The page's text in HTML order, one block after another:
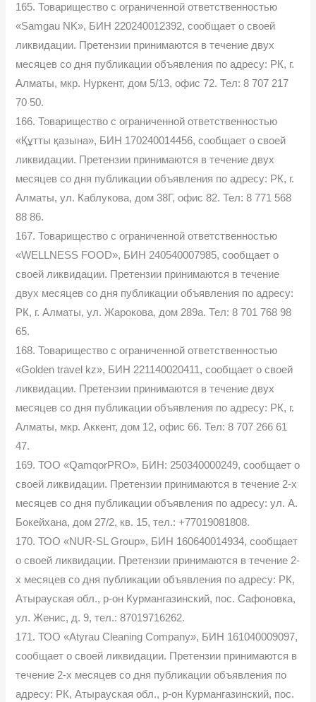
165. Товарищество с ограниченной ответственностью
«Samgau NK», БИН 220240012392, сообщает о своей
ликвидации. Претензии принимаются в течение двух
месяцев со дня публикации объявления по адресу: РК, г.
Алматы, мкр. Нуркент, дом 5/13, офис 72. Тел: 8 707 217
70 50.
166. Товарищество с ограниченной ответственностью
«Құтты қазына», БИН 170240014456, сообщает о своей
ликвидации. Претензии принимаются в течение двух
месяцев со дня публикации объявления по адресу: РК, г.
Алматы, ул. Каблукова, дом 38Г, офис 82. Тел: 8 771 568
88 86.
167. Товарищество с ограниченной ответственностью
«WELLNESS FOOD», БИН 240540007985, сообщает о
своей ликвидации. Претензии принимаются в течение
двух месяцев со дня публикации объявления по адресу:
РК, г. Алматы, ул. Жарокова, дом 289а. Тел: 8 701 768 98
65.
168. Товарищество с ограниченной ответственностью
«Golden travel kz», БИН 221140020411, сообщает о своей
ликвидации. Претензии принимаются в течение двух
месяцев со дня публикации объявления по адресу: РК, г.
Алматы, мкр. Аккент, дом 12, офис 66. Тел: 8 707 266 61
47.
169. ТОО «QamqorPRO», БИН: 250340000249, сообщает о
своей ликвидации. Претензии принимаются в течение 2-х
месяцев со дня публикации объявления по адресу: ул. А.
Бокейхана, дом 27/2, кв. 15, тел.: +77019081808.
170. ТОО «NUR-SL Group», БИН 160640014934, сообщает
о своей ликвидации. Претензии принимаются в течение 2-
х месяцев со дня публикации объявления по адресу: РК,
Атырауская обл., р-он Курмангазинский, пос. Сафоновка,
ул. Женис, д. 9, тел.: 87019716262.
171. ТОО «Atyrau Cleaning Company», БИН 161040009097,
сообщает о своей ликвидации. Претензии принимаются в
течение 2-х месяцев со дня публикации объявления по
адресу: РК, Атырауская обл., р-он Курмангазинский, пос.